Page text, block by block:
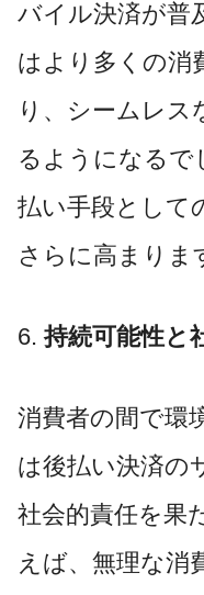
バイル決済が普
はより多くの消
り、シームレス
るようになるで
払い手段として
さらに高まりま
6.持続可能性と
消費者の間で環
は後払い決済の
社会的責任を果
えば、無理な消